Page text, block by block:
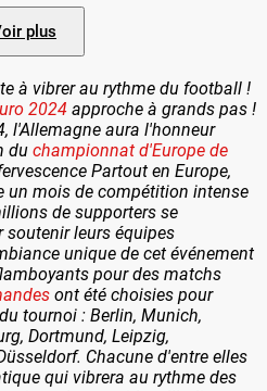
plus
à vibrer au rythme du football !
2024 approche à grands pas !
l'Allemagne aura l'honneur
du championnat d'Europe de
Partout en Europe,
un mois de compétition intense
de supporters se
soutenir leurs équipes
unique de cet événement
pour des matchs
ont été choisies pour
tournoi : Berlin, Munich,
Dortmund, Leipzig,
Chacune d'entre elles
qui vibrera au rythme des